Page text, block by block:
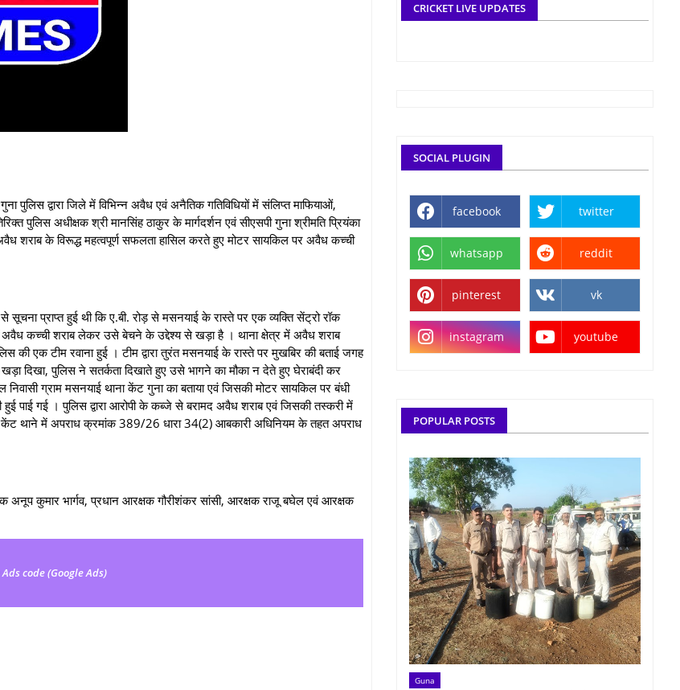
द्वारा जिले में विभिन्‍न अवैध एवं अनैतिक गतिविधियों में संलिप्‍त माफियाओं,
पुलिस अधीक्षक श्री मानसिंह ठाकुर के मार्गदर्शन एवं सीएसपी गुना श्रीमति प्रियंका
अवैध शराब के विरूद्ध महत्वपूर्ण सफलता हासिल करते हुए मोटर सायकिल पर अवैध कच्‍ची
हुई थी कि ए.बी. रोड़ से मसनयाई के रास्ते पर एक व्‍यक्ति सेंट्रो रॉक
कच्ची शराब लेकर उसे बेचने के उद्देश्‍य से खड़ा है । थाना क्षेत्र में अवैध शराब
एक टीम रवाना हुई । टीम द्वारा तुरंत मसनयाई के रास्ते पर मुखबिर की बताई जगह
दिखा, पुलिस ने सतर्कता दिखाते हुए उसे भागने का मौका न देते हुए घेराबंदी कर
ग्राम मसनयाई थाना केंट गुना का बताया एवं जिसकी मोटर सायकिल पर बंधी
पाई गई । पुलिस द्वारा आरोपी के कब्जे से बरामद अवैध शराब एवं जिसकी तस्करी में
केंट थाने में अपराध क्रमांक 389/26 धारा 34(2) आबकारी अधिनियम के तहत अपराध
कुमार भार्गव, प्रधान आरक्षक गौरीशंकर सांसी, आरक्षक राजू बघेल एवं आरक्षक
code (Google Ads)
CRICKET LIVE UPDATES
SOCIAL PLUGIN
facebook twitter
whatsapp reddit
pinterest vk
instagram youtube
POPULAR POSTS
Guna